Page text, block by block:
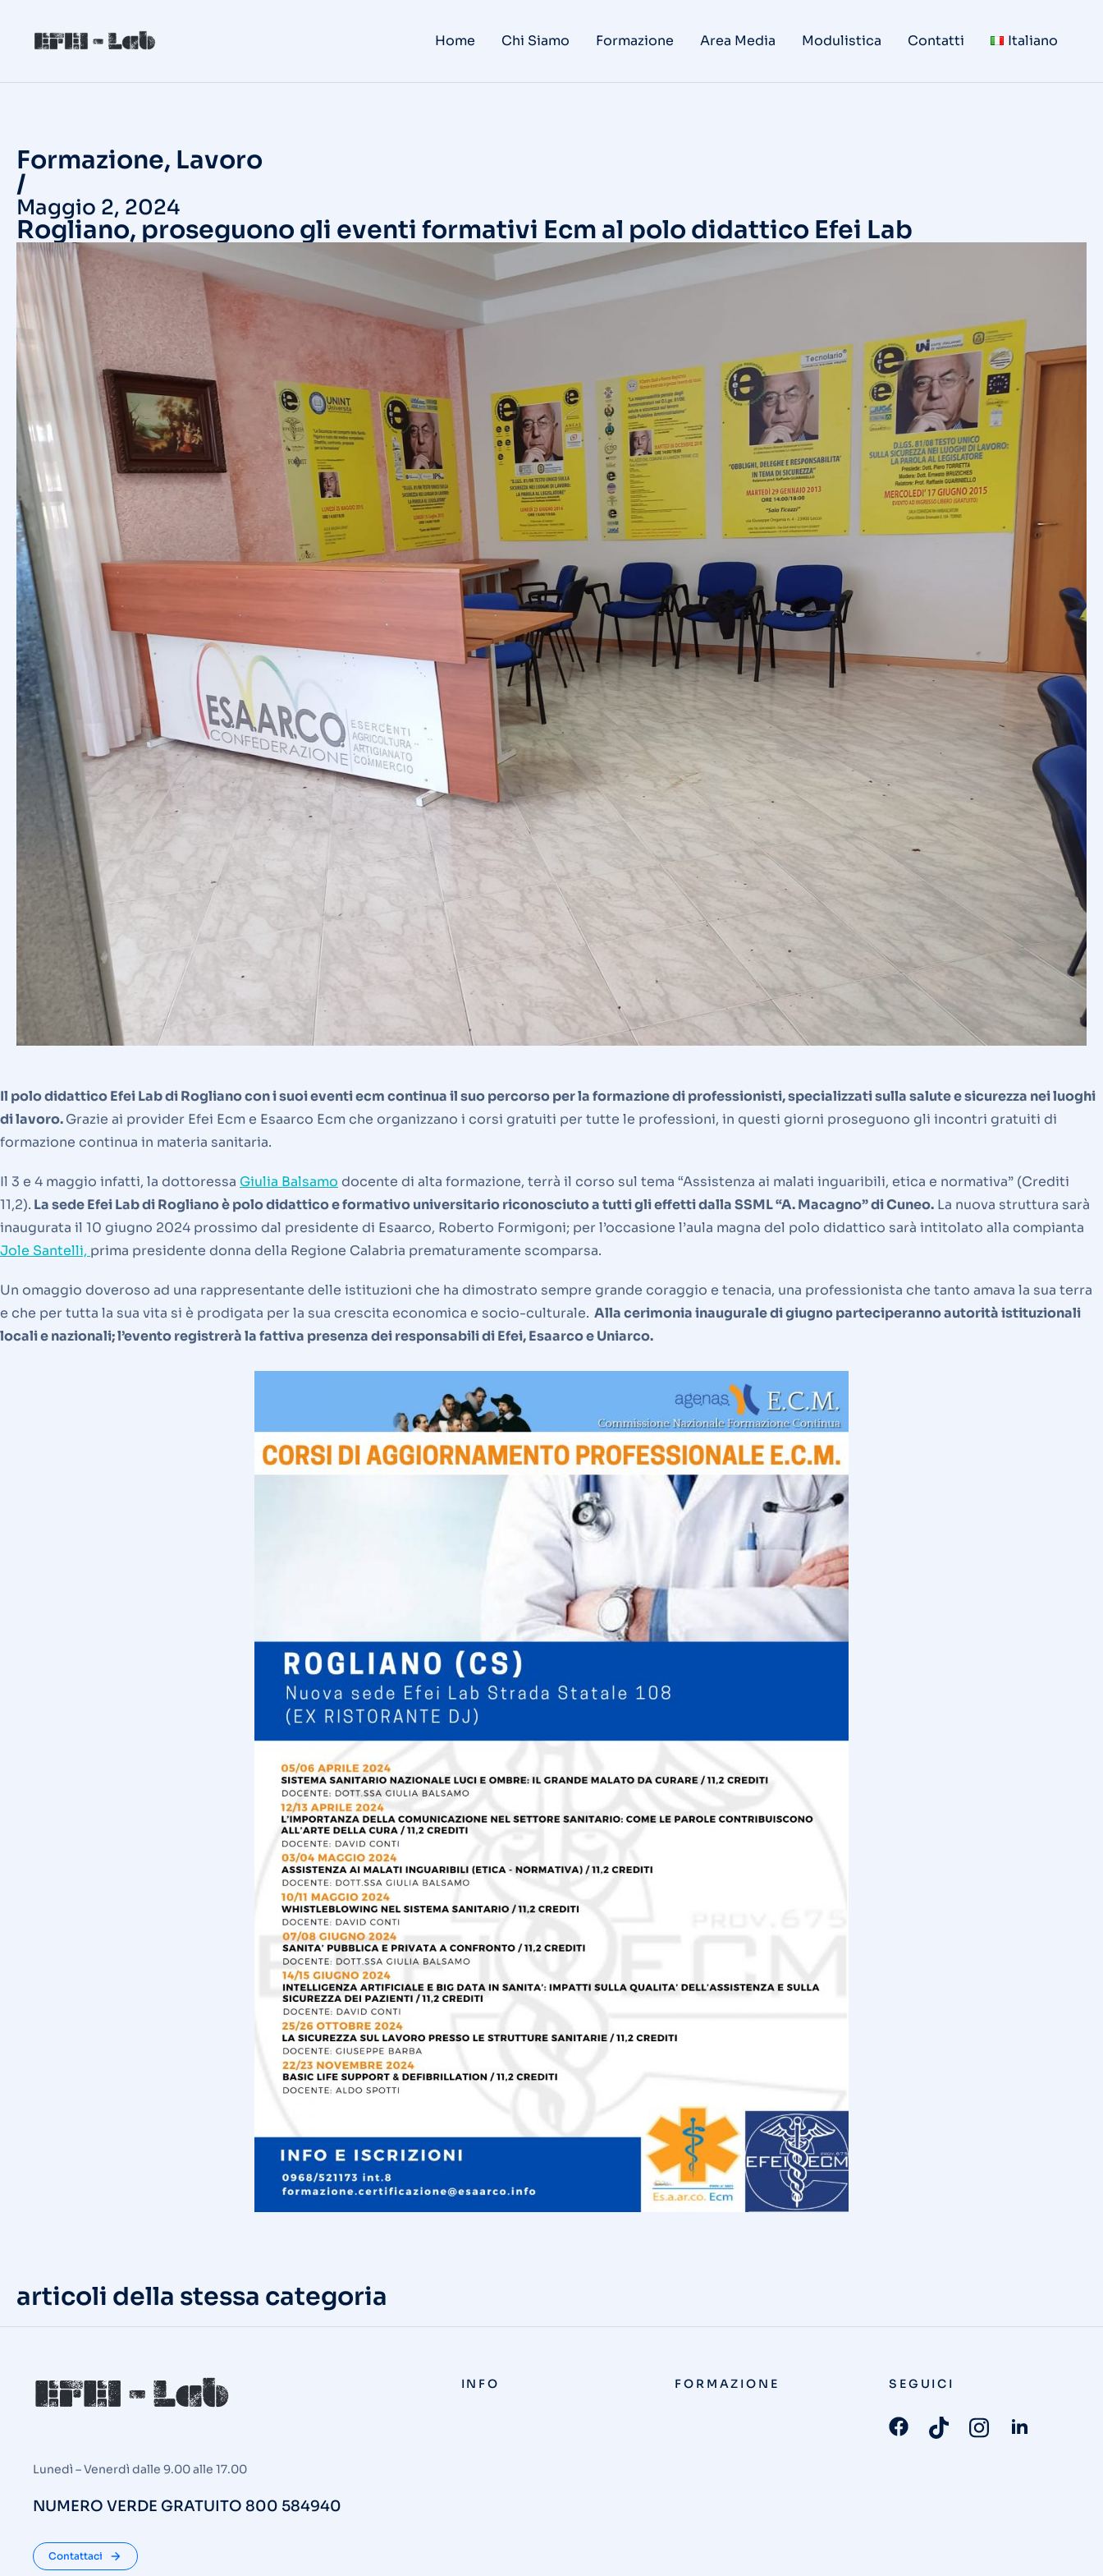
Home Chi Siamo Formazione Area Media Modulistica Contatti Italiano
Formazione, Lavoro
/
Maggio 2, 2024
Rogliano, proseguono gli eventi formativi Ecm al polo didattico Efei Lab
Il polo didattico Efei Lab di Rogliano con i suoi eventi ecm continua il suo percorso per la formazione di professionisti, specializzati sulla salute e sicurezza nei luoghi
di lavoro.Grazie ai provider Efei Ecm e Esaarco Ecm che organizzano i corsi gratuiti per tutte le professioni, in questi giorni proseguono gli incontri gratuiti di
formazione continua in materia sanitaria.
Il 3 e 4 maggio infatti, la dottoressa Giulia Balsamo docente di alta formazione, terrà il corso sul tema “Assistenza ai malati inguaribili, etica e normativa” (Crediti
11,2). La sede Efei Lab di Rogliano è polo didattico e formativo universitario riconosciuto a tutti gli effetti dalla SSML “A. Macagno” di Cuneo. La nuova struttura sarà
inaugurata il 10 giugno 2024 prossimo dal presidente di Esaarco, Roberto Formigoni; per l’occasione l’aula magna del polo didattico sarà intitolato alla compianta
Jole Santelli, prima presidente donna della Regione Calabria prematuramente scomparsa.
Un omaggio doveroso ad una rappresentante delle istituzioni che ha dimostrato sempre grande coraggio e tenacia, una professionista che tanto amava la sua terra
e che per tutta la sua vita si è prodigata per la sua crescita economica e socio-culturale. Alla cerimonia inaugurale di giugno parteciperanno autorità istituzionali
locali e nazionali; l’evento registrerà la fattiva presenza dei responsabili di Efei, Esaarco e Uniarco.
articoli della stessa categoria
Lunedì – Venerdì dalle 9.00 alle 17.00
NUMERO VERDE GRATUITO 800 584940
Contattaci
INFO FORMAZIONE SEGUICI